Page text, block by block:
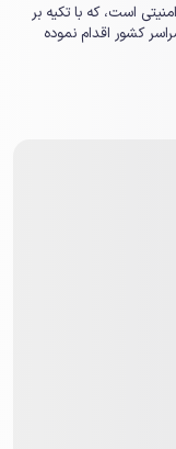
است، که با تکیه بر
کشور اقدام نموده